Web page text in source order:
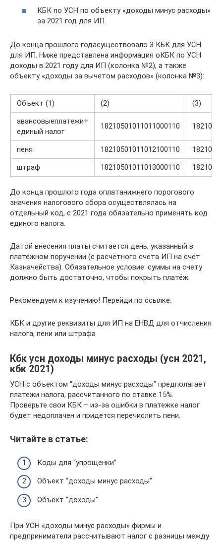
КБК по УСН по объекту «доходы минус расходы»
за 2021 год для ИП.
До конца прошлого годасуществовало 3 КБК для УСН
для ИП. Ниже представлена информация оКБК по УСН
доходы в 2021 году для ИП (колонка №2), а также
объекту «доходы за вычетом расходов» (колонка №3):
Объект (1) (2)
(3)
авансовыеплатежи+
единый налог
18210501011011000110
пеня 18210501011012100110
штраф
18210501011013000110
До конца прошлого года оплатанижнего порогового
значения налогового сбора осуществлялась на
отдельный код, с 2021 года обязательно применять код
единого налога.
Датой внесения платы считается день, указанный в
платёжном поручении (с расчётного счёта ИП на счёт
Казначейства). Обязательное условие: суммы на счету
должно быть достаточно, чтобы покрыть платёж.
Рекомендуем к изучению! Перейди по ссылке:
КБК и другие реквизиты для ИП на ЕНВД для отчисления
налога, пени или штрафа
Кбк усн доходы минус расходы (усн 2021,
кбк 2021)
УСН с объектом “доходы минус расходы” предполагает
платежи налога, рассчитанного по ставке 15%.
Проверьте свои КБК – из-за ошибки в платежке налог
будет недоплачен и придется перечислить пени.
Читайте в статье:
Коды для “упрощенки”
Объект “доходы минус расходы”
Объект “доходы”
При УСН «доходы минус расходы» фирмы и
предприниматели рассчитывают налог с разницы между